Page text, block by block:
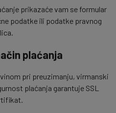
prikazaće vam se formular
podatke ili podatke pravnog
lica.
plaćanja
pri preuzimanju, virmanski
plaćanja garantuje SSL